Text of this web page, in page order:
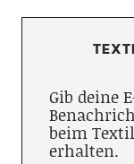
Gib deine
beim
erhalten.